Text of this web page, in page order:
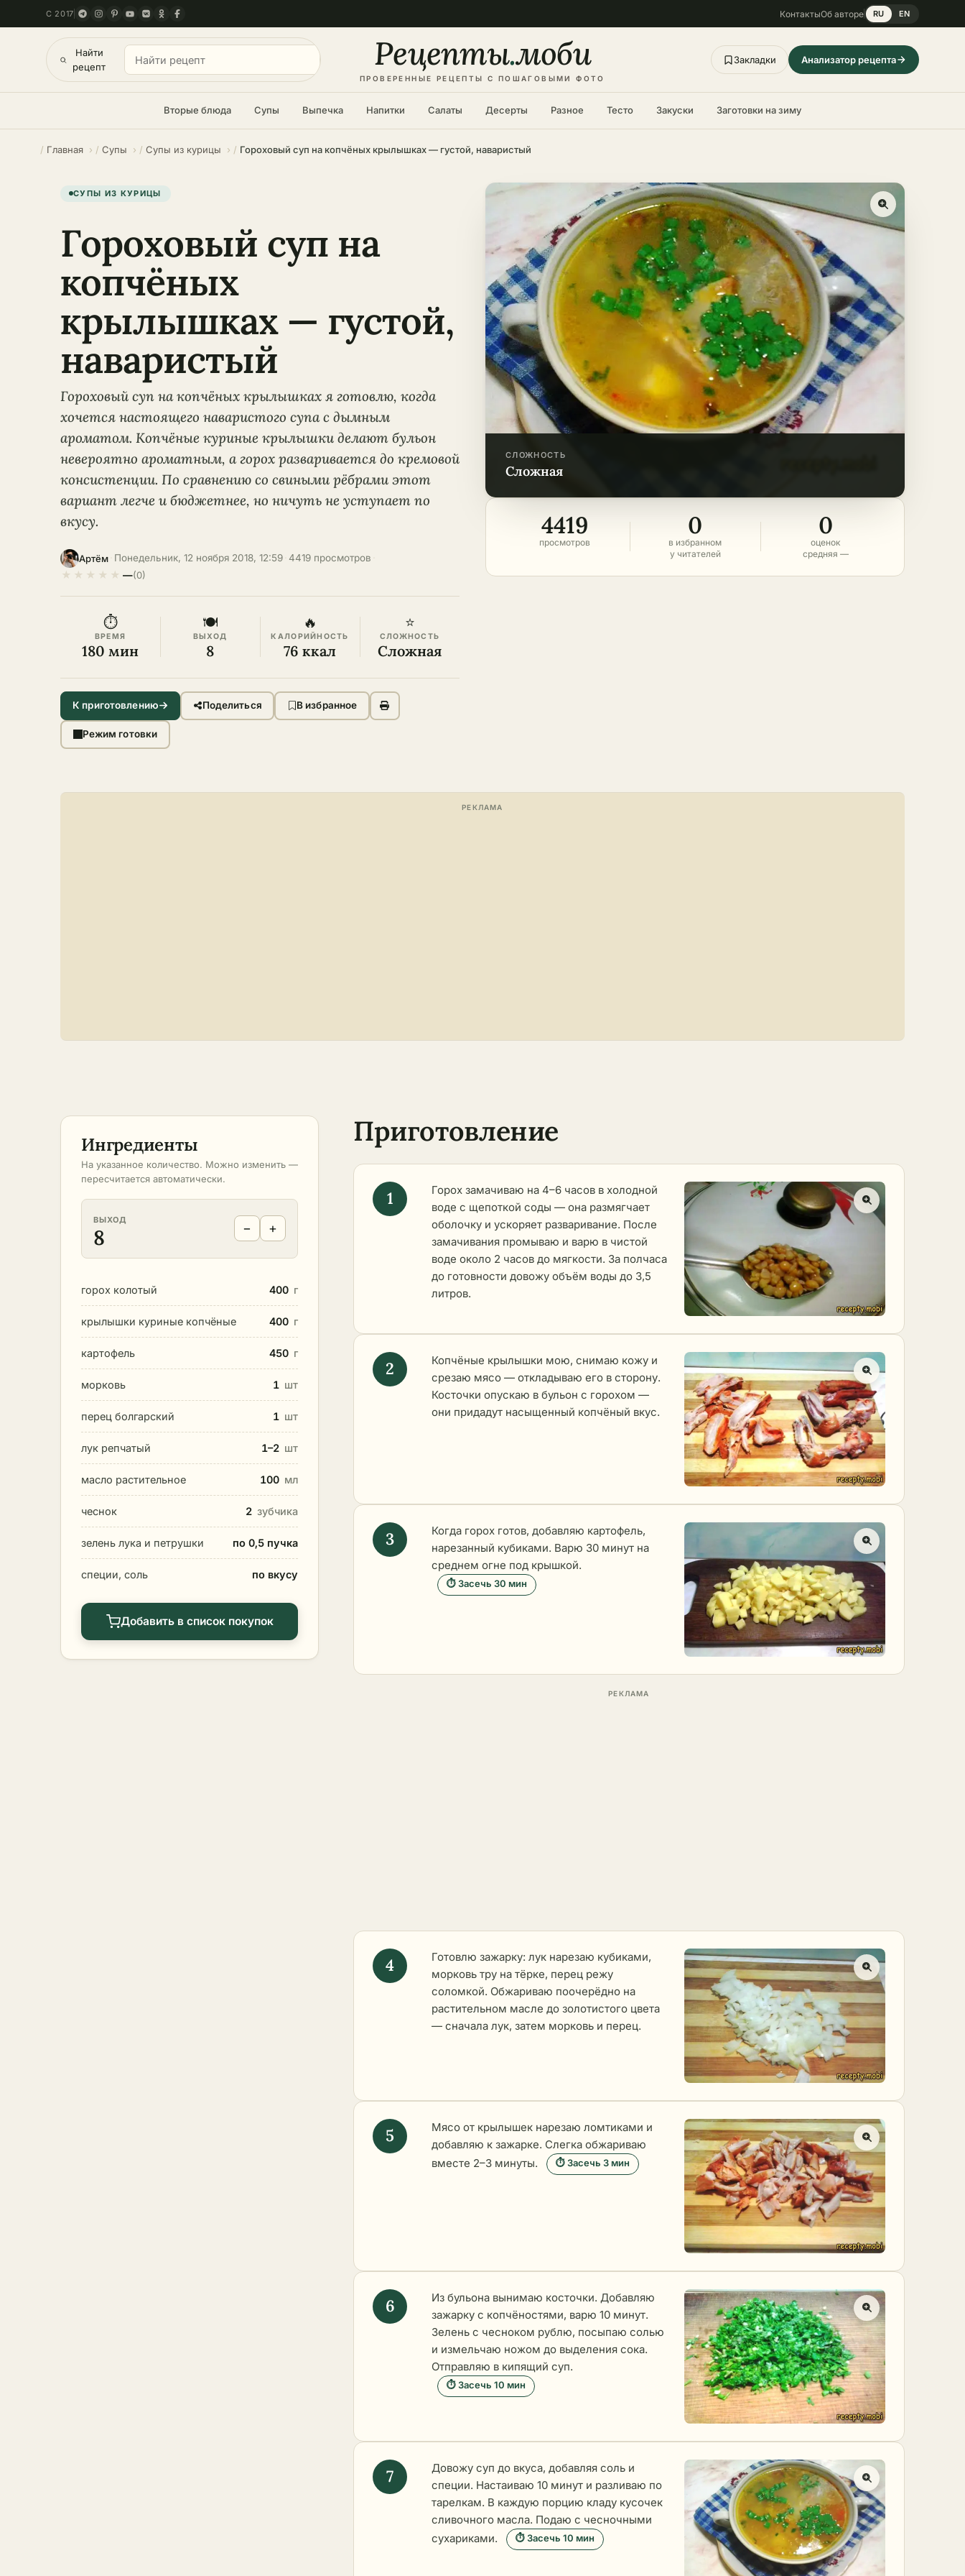
С 2017 КонтактыОб авторе RU EN
Найти
рецепт
Рецепты.моби
ПРОВЕРЕННЫЕ РЕЦЕПТЫ С ПОШАГОВЫМИ ФОТО
Закладки Анализатор рецепта
Вторые блюда Супы Выпечка Напитки Салаты Десерты Разное Тесто Закуски Заготовки на зиму
Главная Супы Супы из курицы Гороховый суп на копчёных крылышках — густой, наваристый
СЛОЖНОСТЬ
сложная
4419
просмотров
0
в избранном
у читателей
0
оценок
средняя —
СУПЫ ИЗ КУРИЦЫ
Гороховый суп на
копчёных
крылышках — густой,
наваристый
Гороховый суп на копчёных крылышках я готовлю, когда
хочется настоящего наваристого супа с дымным
ароматом. Копчёные куриные крылышки делают бульон
невероятно ароматным, а горох разваривается до кремовой
консистенции. По сравнению со свиными рёбрами этот
вариант легче и бюджетнее, но ничуть не уступает по
вкусу.
Артём Понедельник, 12 ноября 2018, 12:59 4419 просмотров
★ ★ ★ ★ ★ —(0)
⏱
ВРЕМЯ
180 мин
🍽
ВЫХОД
8
🔥
КАЛОРИЙНОСТЬ
76 ккал
⭐
СЛОЖНОСТЬ
Сложная
К приготовлению Поделиться В избранное
Режим готовки
Ингредиенты
На указанное количество. Можно изменить —
пересчитается автоматически.
ВЫХОД
8 − +
горох колотый 400 г
крылышки куриные копчёные 400 г
картофель 450 г
морковь 1 шт
перец болгарский 1 шт
лук репчатый 1–2 шт
масло растительное 100 мл
чеснок 2 зубчика
зелень лука и петрушки по 0,5 пучка
специи, соль по вкусу
Добавить в список покупок
Приготовление
Горох замачиваю на 4–6 часов в холодной
воде с щепоткой соды — она размягчает
оболочку и ускоряет разваривание. После
замачивания промываю и варю в чистой
воде около 2 часов до мягкости. За полчаса
до готовности довожу объём воды до 3,5
литров.
Копчёные крылышки мою, снимаю кожу и
срезаю мясо — откладываю его в сторону.
Косточки опускаю в бульон с горохом —
они придадут насыщенный копчёный вкус.
Когда горох готов, добавляю картофель,
нарезанный кубиками. Варю 30 минут на
среднем огне под крышкой.
⏱ Засечь 30 мин
Готовлю зажарку: лук нарезаю кубиками,
морковь тру на тёрке, перец режу
соломкой. Обжариваю поочерёдно на
растительном масле до золотистого цвета
— сначала лук, затем морковь и перец.
Мясо от крылышек нарезаю ломтиками и
добавляю к зажарке. Слегка обжариваю
вместе 2–3 минуты.
⏱ Засечь 3 мин
Из бульона вынимаю косточки. Добавляю
зажарку с копчёностями, варю 10 минут.
Зелень с чесноком рублю, посыпаю солью
и измельчаю ножом до выделения сока.
Отправляю в кипящий суп.
⏱ Засечь 10 мин
Довожу суп до вкуса, добавляя соль и
специи. Настаиваю 10 минут и разливаю по
тарелкам. В каждую порцию кладу кусочек
сливочного масла. Подаю с чесночными
сухариками.
⏱ Засечь 10 мин